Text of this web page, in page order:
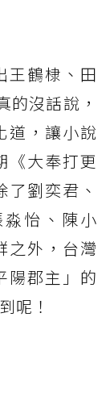
王鶴棣、田
的沒話說，
道，讓小說
《大奉打更
劉奕君、
怡、陳小
外，台灣
陽郡主」的
呢！